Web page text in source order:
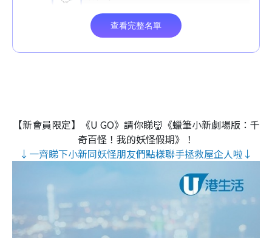
【新會員限定】《U GO》請你睇👹《蠟筆小新劇場版：千
奇百怪！我的妖怪假期》！
↓一齊睇下小新同妖怪朋友們點樣聯手拯救屋企人啦↓